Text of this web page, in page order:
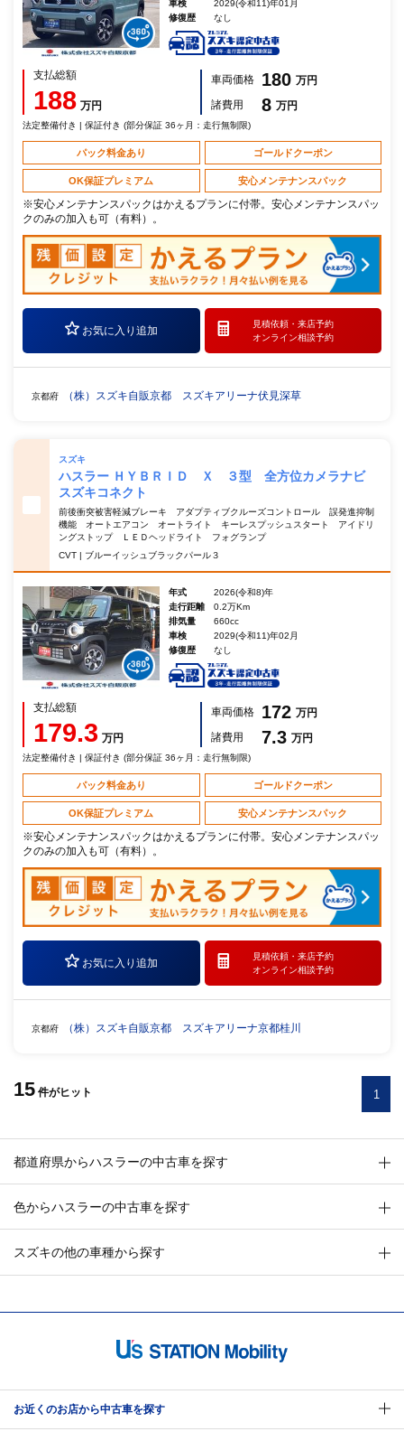
車検
2029(令和11)年01月
修復歴
なし
支払総額
188 万円
車両価格 180 万円
諸費用
8 万円
法定整備付き | 保証付き (部分保証 36ヶ月：走行無制限)
パック料金あり ゴールドクーポン
OK保証プレミアム 安心メンテナンスパック
※安心メンテナンスパックはかえるプランに付帯。安心メンテナンスパッ
クのみの加入も可（有料）。
お気に入り追加
見積依頼・ 来店予約
オンライン相談予約
京都府 （株）スズキ自販京都 スズキアリーナ伏見深草
スズキ
ハスラー ＨＹＢＲＩＤ Ｘ ３型 全方位カメラナビ
スズキコネクト
前後衝突被害軽減ブレーキ アダプティブクルーズコントロール 誤発進抑制
機能 オートエアコン オートライト キーレスプッシュスタート アイドリ
ングストップ ＬＥＤヘッドライト フォグランプ
CVT | ブルーイッシュブラックパール３
年式
2026(令和8)年
走行距離
0.2万Km
排気量
660cc
車検
2029(令和11)年02月
修復歴
なし
支払総額
179.3 万円
車両価格 172 万円
諸費用
7.3 万円
法定整備付き | 保証付き (部分保証 36ヶ月：走行無制限)
パック料金あり ゴールドクーポン
OK保証プレミアム 安心メンテナンスパック
※安心メンテナンスパックはかえるプランに付帯。安心メンテナンスパッ
クのみの加入も可（有料）。
お気に入り追加
見積依頼・ 来店予約
オンライン相談予約
京都府 （株）スズキ自販京都 スズキアリーナ京都桂川
15 件がヒット 1
都道府県からハスラーの中古車を探す
色からハスラーの中古車を探す
スズキの他の車種から探す
お近くのお店から中古車を探す